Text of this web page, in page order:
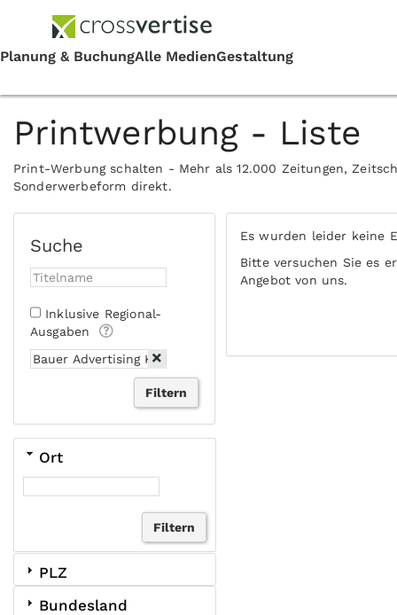
Printwerbung - Liste
Print-Werbung schalten - Mehr als 12.000 Zeitungen,
Sonderwerbeform direkt.
Suche
Inklusive Regional-
Ausgaben
Ort
PLZ
Bundesland
Es wurden leider keine
Bitte versuchen Sie es
Angebot von uns.